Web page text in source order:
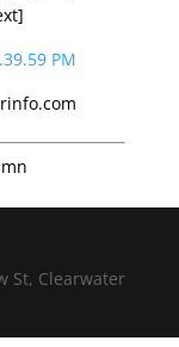
St, Clearwater